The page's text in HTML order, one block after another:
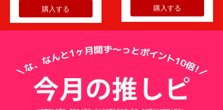
購入する 購入する
(件)
購入者さん
(件)
投稿日：2026-07-
発送も本当に早く助かりました！ありがとうございます
購入者さん
投稿日：2026-07-
発送も早く、丁寧な梱包で、尚開封しやすいよう工夫して頂けててと
ても親切なショップさんでした。メッセカードも嬉しかったです?｢ケ